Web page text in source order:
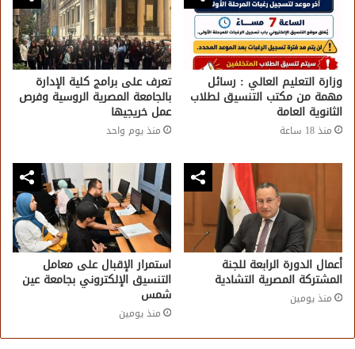
وزارة التعليم العالي : رسائل
مهمة من مكتب التنسيق لطلاب
الثانوية العامة
منذ 18 ساعة
تعرف على برامج كلية الإدارة
بالجامعة المصرية الروسية وفرص
عمل خريجيها
منذ يوم واحد
أعمال الدورة الرابعة للجنة
المشتركة المصرية التشادية
منذ يومين
استمرار الإقبال على معامل
التنسيق الإلكتروني بجامعة عين
شمس
منذ يومين